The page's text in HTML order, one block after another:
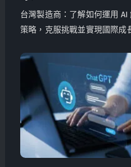
台灣製造商：了解如何運用
策略，克服挑戰並實現國際成